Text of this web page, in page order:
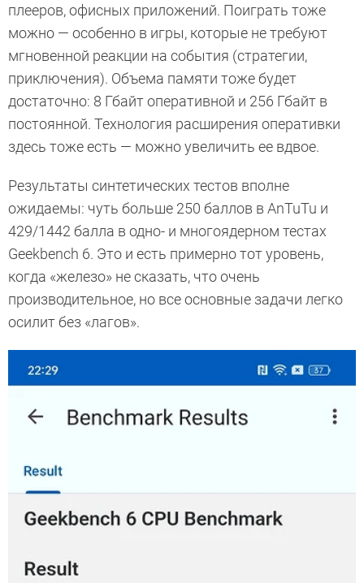
плееров, офисных приложений. Поиграть тоже
можно — особенно в игры, которые не требуют
мгновенной реакции на события (стратегии,
приключения). Объема памяти тоже будет
достаточно: 8 Гбайт оперативной и 256 Гбайт в
постоянной. Технология расширения оперативки
здесь тоже есть — можно увеличить ее вдвое.
Результаты синтетических тестов вполне
ожидаемы: чуть больше 250 баллов в AnTuTu и
429/1442 балла в одно- и многоядерном тестах
Geekbench 6. Это и есть примерно тот уровень,
когда «железо» не сказать, что очень
производительное, но все основные задачи легко
осилит без «лагов».